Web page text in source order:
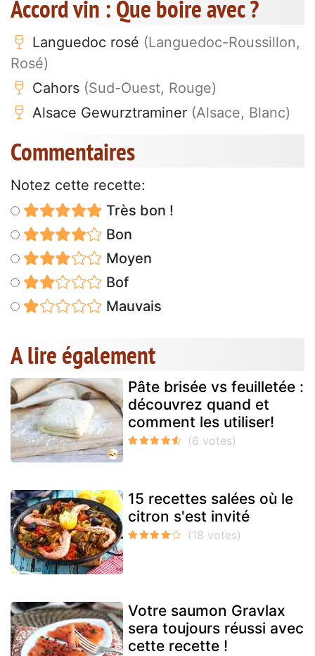
Accord vin : Que boire avec ?
Languedoc rosé (Languedoc-Roussillon,
Rosé)
Cahors (Sud-Ouest, Rouge)
Alsace Gewurztraminer (Alsace, Blanc)
Commentaires
Notez cette recette:
Très bon !
Bon
Moyen
Bof
Mauvais
A lire également
Pâte brisée vs feuilletée :
découvrez quand et
comment les utiliser!
15 recettes salées où le
citron s'est invité
Votre saumon Gravlax
sera toujours réussi avec
cette recette !